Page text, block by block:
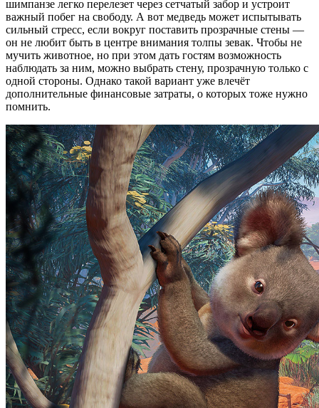
шимпанзе легко перелезет через сетчатый забор и устроит
важный побег на свободу. А вот медведь может испытывать
сильный стресс, если вокруг поставить прозрачные стены —
он не любит быть в центре внимания толпы зевак. Чтобы не
мучить животное, но при этом дать гостям возможность
наблюдать за ним, можно выбрать стену, прозрачную только с
одной стороны. Однако такой вариант уже влечёт
дополнительные финансовые затраты, о которых тоже нужно
помнить.